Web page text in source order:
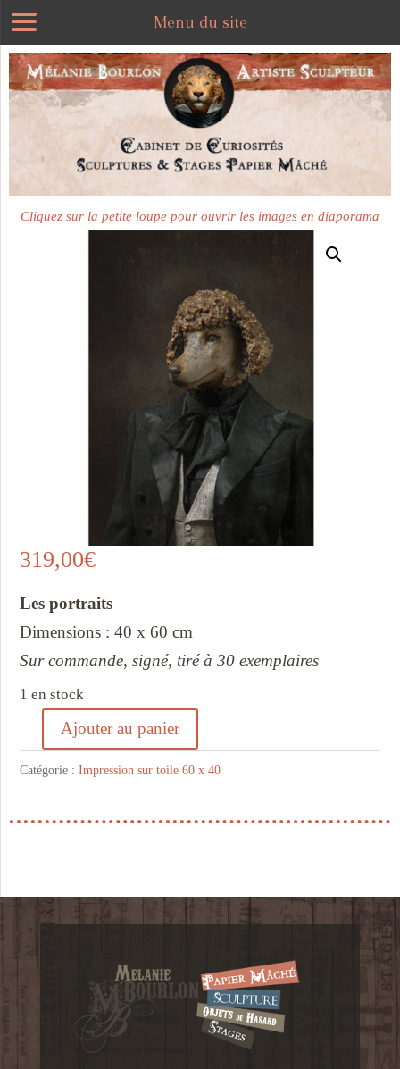
Cliquez sur la petite loupe pour ouvrir les images en diaporama
319,00€
Les portraits
Dimensions : 40 x 60 cm
Sur commande, signé, tiré à 30 exemplaires
1 en stock
quantité
de
d’orchestre-
40x60cm
Ajouter au panier
Catégorie :Impression sur toile 60 x 40
Menu du site